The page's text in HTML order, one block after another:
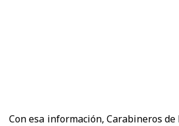
Con esa información, Carabineros de